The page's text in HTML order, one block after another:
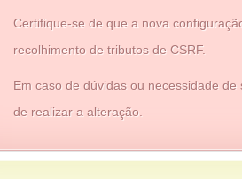
Certifique-se de que a nova
recolhimento de tributos de CSRF.
Em caso de dúvidas ou necessidade
de realizar a alteração.